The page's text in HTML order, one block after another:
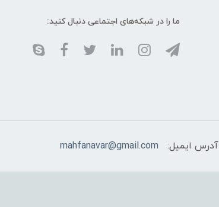
ما را در شبکه‌های اجتماعی دنبال کنید:
آدرس ایمیل: mahfanavar@gmail.com